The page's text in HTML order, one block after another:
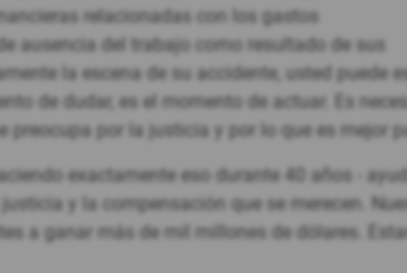
relacionadas con los gastos
ausencia del trabajo como resultado de sus
la escena de su accidente, usted puede
de dudar, es el momento de actuar. Es
preocupa por la justicia y por lo que es mejor
exactamente eso durante 40 años -
y la compensación que se merecen.
a ganar más de mil millones de dólares.